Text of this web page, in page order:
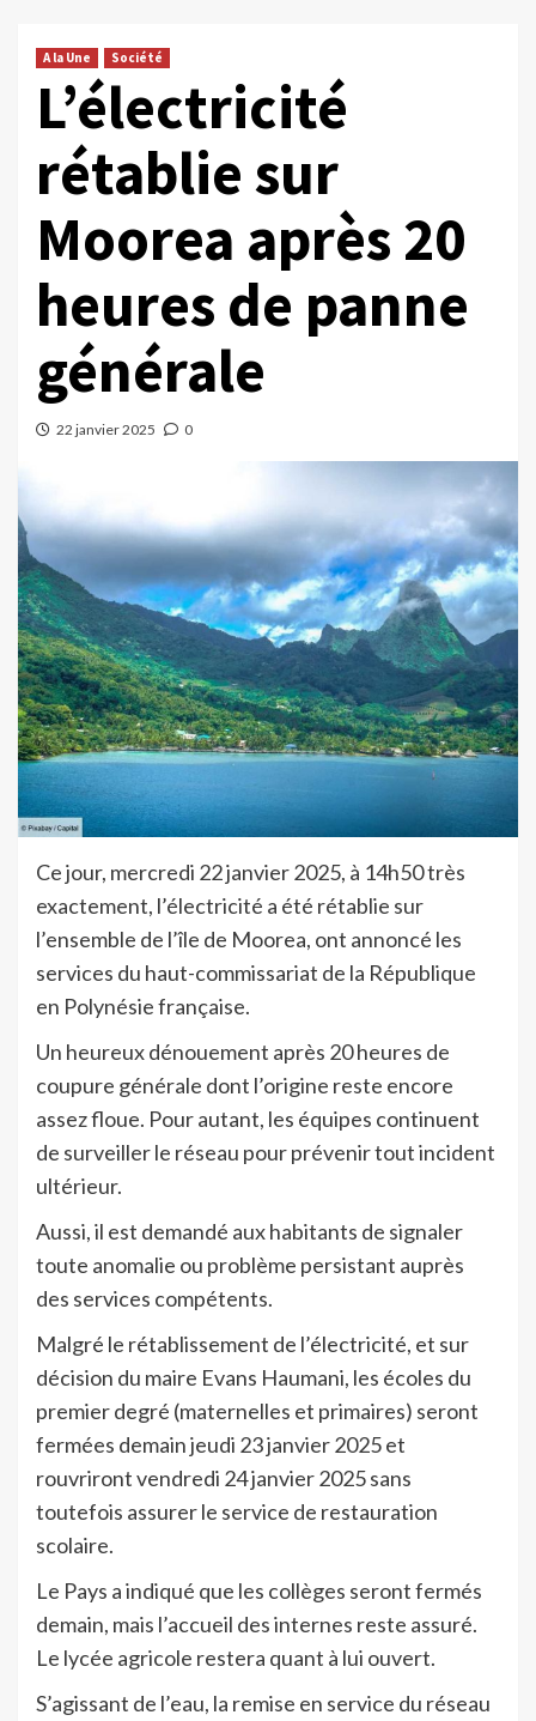
A la Une Société
L’électricité
rétablie sur
Moorea après 20
heures de panne
générale
22 janvier 2025 0
Ce jour, mercredi 22 janvier 2025, à 14h50 très
exactement, l’électricité a été rétablie sur
l’ensemble de l’île de Moorea, ont annoncé les
services du haut-commissariat de la République
en Polynésie française.
Un heureux dénouement après 20 heures de
coupure générale dont l’origine reste encore
assez floue. Pour autant, les équipes continuent
de surveiller le réseau pour prévenir tout incident
ultérieur.
Aussi, il est demandé aux habitants de signaler
toute anomalie ou problème persistant auprès
des services compétents.
Malgré le rétablissement de l’électricité, et sur
décision du maire Evans Haumani, les écoles du
premier degré (maternelles et primaires) seront
fermées demain jeudi 23 janvier 2025 et
rouvriront vendredi 24 janvier 2025 sans
toutefois assurer le service de restauration
scolaire.
Le Pays a indiqué que les collèges seront fermés
demain, mais l’accueil des internes reste assuré.
Le lycée agricole restera quant à lui ouvert.
S’agissant de l’eau, la remise en service du réseau